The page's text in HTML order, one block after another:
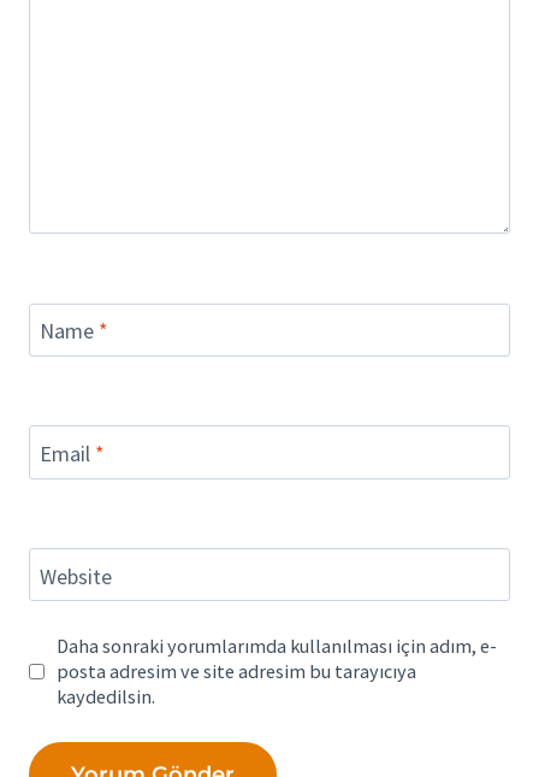
Name *
Email *
Website
Daha sonraki yorumlarımda kullanılması için adım, e-
posta adresim ve site adresim bu tarayıcıya
kaydedilsin.